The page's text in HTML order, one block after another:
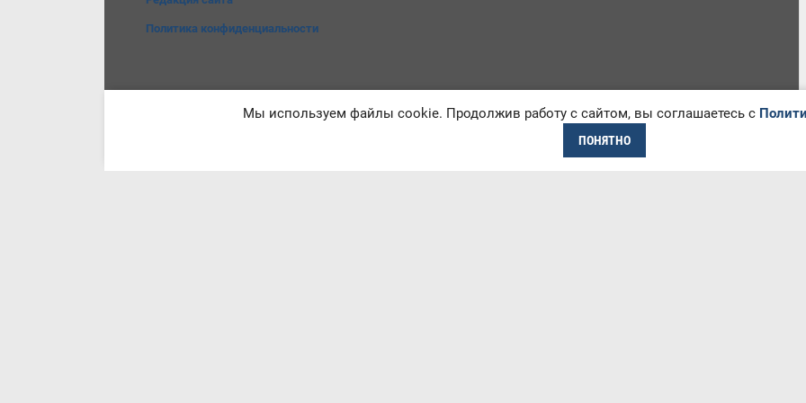
Политика конфиденциальности
Мы используем файлы cookie. Продолжив работу с сайтом, вы соглашаетесь с
ПОНЯТНО